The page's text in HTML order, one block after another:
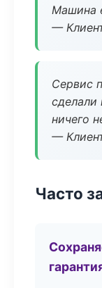
Машина
—
Сервис
сделали
ничего
—
Часто